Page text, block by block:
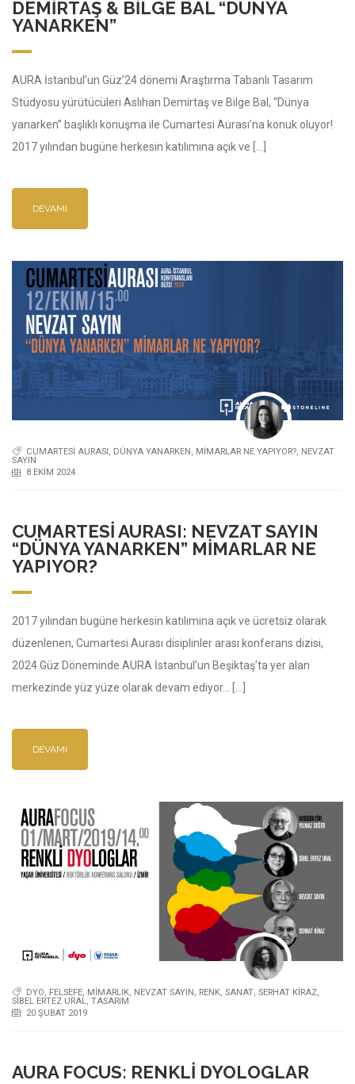
DEMIRTAŞ & BILGE BAL “DÜNYA
YANARKEN”
AURA İstanbul’un Güz’24 dönemi Araştırma Tabanlı Tasarım
Stüdyosu yürütücüleri Aslıhan Demirtaş ve Bilge Bal, “Dünya
yanarken” başlıklı konuşma ile Cumartesi Aurası’na konuk oluyor!
2017 yılından bugüne herkesin katılımına açık ve […]
DEVAMI
CUMARTESI AURASI, DÜNYA YANARKEN, MIMARLAR NE YAPIYOR?, NEVZAT
SAYIN
8 EKIM 2024
CUMARTESI AURASI: NEVZAT SAYIN
“DÜNYA YANARKEN” MIMARLAR NE
YAPIYOR?
2017 yılından bugüne herkesin katılımına açık ve ücretsiz olarak
düzenlenen, Cumartesi Aurası disiplinler arası konferans dizisi,
2024 Güz Döneminde AURA İstanbul’un Beşiktaş’ta yer alan
merkezinde yüz yüze olarak devam ediyor… […]
DEVAMI
DYO FELSEFE MIMARLIK NEVZAT SAYIN RENK SANAT SERHAT KIRAZ
SIBEL ERTEZ URAL, TASARIM
20 ŞUBAT 2019
AURA FOCUS: RENKLI DYOLOGLAR